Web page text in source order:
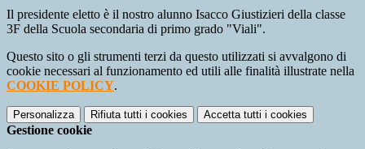
Il presidente eletto è il nostro alunno Isacco Giustizieri della classe
3F della Scuola secondaria di primo grado "Viali".
Questo sito o gli strumenti terzi da questo utilizzati si avvalgono di
cookie necessari al funzionamento ed utili alle finalità illustrate nella
COOKIE POLICY.
Personalizza Rifiuta tutti i cookies Accetta tutti i cookies
Gestione cookie